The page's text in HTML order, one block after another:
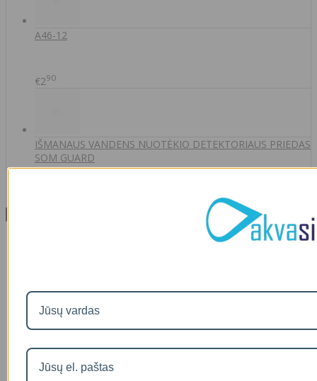
A46-12
€290
IŠMANAUS VANDENS NUOTĖKIO DETEKTORIAUS PRIEDAS
SOM GUARD
Garantijos
NEMOKAMI VANDENS TYRIMAI
Privatumo politika
Atsiskaitymas IŠSIMOKĖTINAI
NAUJIENOS
Facebook konkursų sąlygos
Informacija pagal BDAR